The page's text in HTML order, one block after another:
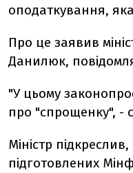
оподаткування,
Про це заявив
Данилюк,
"У цьому
про "спрощенку", -
Міністр
підготовлених